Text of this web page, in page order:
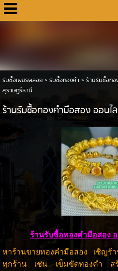
รับซื้อเพชรพลอย> รับซื้อทองคำ > ร้านรับซื้อท
สุราษฎร์ธานี
ร้านรับซื้อทองคํามือสอง ออนไ
ร้านรับซื้อทองคํามือสอง
หาร้านขายทองคำมือสอง เชิญร้
ทุกร้าน เช่น เข็มขัดทองคำ สร้